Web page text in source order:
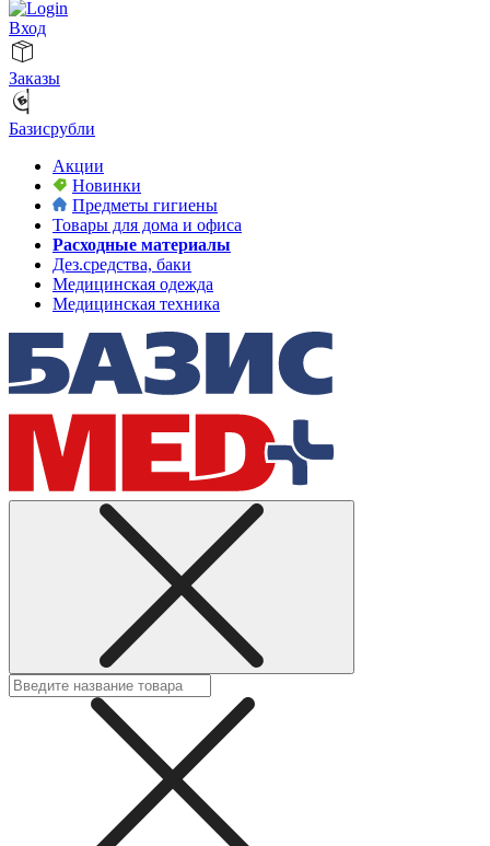
Вход
Заказы
Базисрубли
Акции
Новинки
Предметы гигиены
Товары для дома и офиса
Расходные материалы
Дез.средства, баки
Медицинская одежда
Медицинская техника